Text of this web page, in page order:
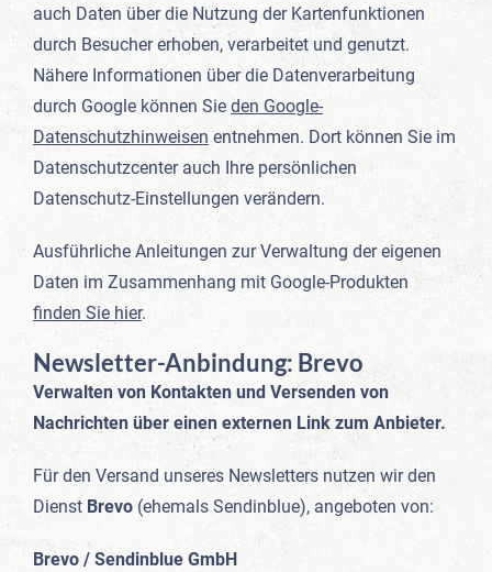
auch Daten über die Nutzung der Kartenfunktionen
durch Besucher erhoben, verarbeitet und genutzt.
Nähere Informationen über die Datenverarbeitung
durch Google können Sie den Google-
Datenschutzhinweisen entnehmen. Dort können Sie im
Datenschutzcenter auch Ihre persönlichen
Datenschutz-Einstellungen verändern.
Ausführliche Anleitungen zur Verwaltung der eigenen
Daten im Zusammenhang mit Google-Produkten
finden Sie hier.
Newsletter-Anbindung: Brevo
Verwalten von Kontakten und Versenden von
Nachrichten über einen externen Link zum Anbieter.
Für den Versand unseres Newsletters nutzen wir den
Dienst Brevo (ehemals Sendinblue), angeboten von:
Brevo / Sendinblue GmbH